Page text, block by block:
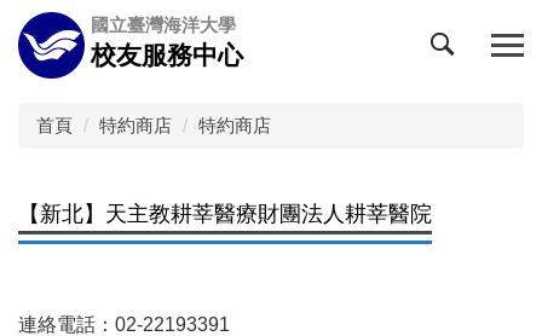
跳
到
主
國立臺灣海洋大學
校友服務中心
首頁 特約商店 特約商店
【新北】天主教耕莘醫療財團法人耕莘醫院
連絡電話：02-22193391